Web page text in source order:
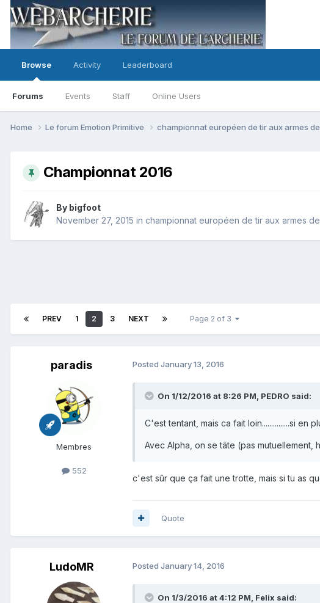
Browse
Forums Events Staff Online Users
Activity Leaderboard
Home Le forum Emotion Primitive championnat européen de tir aux armes
Championnat 2016
By bigfoot
November 27, 2015 in championnat européen de tir aux armes
PREV 1 2 3 NEXT Page 2 of 3
paradis
Membres
552
Posted January 13, 2016
On 1/12/2016 at 8:26 PM, PEDRO said:
C'est tentant, mais ca fait loin...............si en
Avec Alpha, on se tâte (pas mutuellement,
c'est sûr que ça fait une trotte, mais si tu as
Quote
LudoMR Posted January 14, 2016
On 1/3/2016 at 4:12 PM, Felix said: